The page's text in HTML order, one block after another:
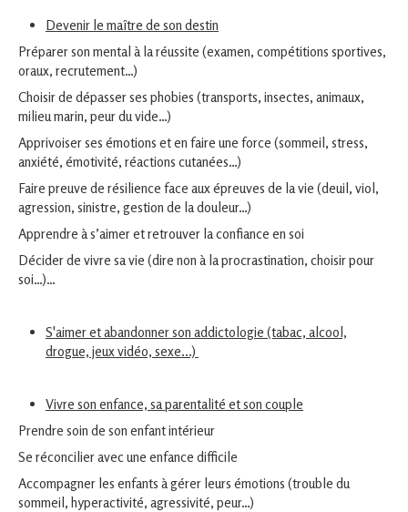
Devenir le maître de son destin
Préparer son mental à la réussite (examen, compétitions sportives,
oraux, recrutement…)
Choisir de dépasser ses phobies (transports, insectes, animaux,
milieu marin, peur du vide…)
Apprivoiser ses émotions et en faire une force (sommeil, stress,
anxiété, émotivité, réactions cutanées…)
Faire preuve de résilience face aux épreuves de la vie (deuil, viol,
agression, sinistre, gestion de la douleur…)
Apprendre à s’aimer et retrouver la confiance en soi
Décider de vivre sa vie (dire non à la procrastination, choisir pour
soi…)…
S'aimer et abandonner son addictologie (tabac, alcool,
drogue, jeux vidéo, sexe...)
Vivre son enfance, sa parentalité et son couple
Prendre soin de son enfant intérieur
Se réconcilier avec une enfance difficile
Accompagner les enfants à gérer leurs émotions (trouble du
sommeil, hyperactivité, agressivité, peur…)